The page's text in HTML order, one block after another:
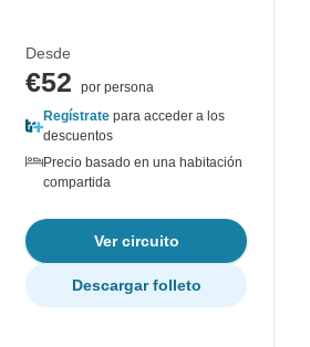
Desde
€52
por persona
Regístrate para acceder a los
descuentos
Precio basado en una habitación
compartida
Ver circuito
Descargar folleto